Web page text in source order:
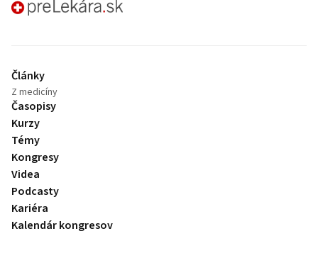
preLekára.sk
Články
Z medicíny
Časopisy
Kurzy
Témy
Kongresy
Videa
Podcasty
Kariéra
Kalendár kongresov